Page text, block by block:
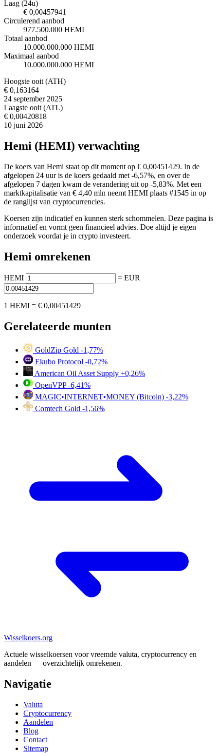
Laag (24u)
€ 0,00457941
Circulerend aanbod
977.500.000 HEMI
Totaal aanbod
10.000.000.000 HEMI
Maximaal aanbod
10.000.000.000 HEMI
Hoogste ooit (ATH)
€ 0,163164
24 september 2025
Laagste ooit (ATL)
€ 0,00420818
10 juni 2026
Hemi (HEMI) verwachting
De koers van Hemi staat op dit moment op € 0,00451429. In de
afgelopen 24 uur is de koers gedaald met -6,57%, en over de
afgelopen 7 dagen kwam de verandering uit op -5,83%. Met een
marktkapitalisatie van € 4,40 mln neemt HEMI plaats #1545 in op
de ranglijst van cryptocurrencies.
Koersen zijn indicatief en kunnen sterk schommelen. Deze pagina is
informatief en vormt geen financieel advies. Doe altijd je eigen
onderzoek voordat je in crypto investeert.
Hemi omrekenen
HEMI = EUR
1 HEMI = € 0,00451429
Gerelateerde munten
GoldZip Gold -1,77%
Ekubo Protocol -0,72%
American Oil Asset Supply +0,26%
OpenVPP -6,41%
MAGIC•INTERNET•MONEY (Bitcoin) -3,22%
Comtech Gold -1,56%
Wisselkoers.org
Actuele wisselkoersen voor vreemde valuta, cryptocurrency en
aandelen — overzichtelijk omrekenen.
Navigatie
Valuta
Cryptocurrency
Aandelen
Blog
Contact
Sitemap